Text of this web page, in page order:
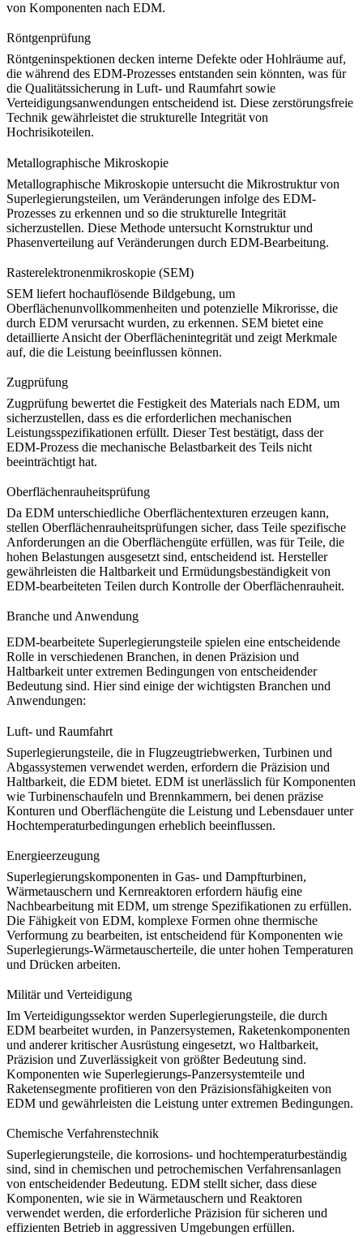
von Komponenten nach EDM.
Röntgenprüfung
Röntgeninspektionen decken interne Defekte oder Hohlräume auf,
die während des EDM-Prozesses entstanden sein könnten, was für
die Qualitätssicherung in Luft- und Raumfahrt sowie
Verteidigungsanwendungen entscheidend ist. Diese zerstörungsfreie
Technik gewährleistet die strukturelle Integrität von
Hochrisikoteilen.
Metallographische Mikroskopie
Metallographische Mikroskopie untersucht die Mikrostruktur von
Superlegierungsteilen, um Veränderungen infolge des EDM-
Prozesses zu erkennen und so die strukturelle Integrität
sicherzustellen. Diese Methode untersucht Kornstruktur und
Phasenverteilung auf Veränderungen durch EDM-Bearbeitung.
Rasterelektronenmikroskopie (SEM)
SEM liefert hochauflösende Bildgebung, um
Oberflächenunvollkommenheiten und potenzielle Mikrorisse, die
durch EDM verursacht wurden, zu erkennen. SEM bietet eine
detaillierte Ansicht der Oberflächenintegrität und zeigt Merkmale
auf, die die Leistung beeinflussen können.
Zugprüfung
Zugprüfung bewertet die Festigkeit des Materials nach EDM, um
sicherzustellen, dass es die erforderlichen mechanischen
Leistungsspezifikationen erfüllt. Dieser Test bestätigt, dass der
EDM-Prozess die mechanische Belastbarkeit des Teils nicht
beeinträchtigt hat.
Oberflächenrauheitsprüfung
Da EDM unterschiedliche Oberflächentexturen erzeugen kann,
stellen Oberflächenrauheitsprüfungen sicher, dass Teile spezifische
Anforderungen an die Oberflächengüte erfüllen, was für Teile, die
hohen Belastungen ausgesetzt sind, entscheidend ist. Hersteller
gewährleisten die Haltbarkeit und Ermüdungsbeständigkeit von
EDM-bearbeiteten Teilen durch Kontrolle der Oberflächenrauheit.
Branche und Anwendung
EDM-bearbeitete Superlegierungsteile spielen eine entscheidende
Rolle in verschiedenen Branchen, in denen Präzision und
Haltbarkeit unter extremen Bedingungen von entscheidender
Bedeutung sind. Hier sind einige der wichtigsten Branchen und
Anwendungen:
Luft- und Raumfahrt
Superlegierungsteile, die in Flugzeugtriebwerken, Turbinen und
Abgassystemen verwendet werden, erfordern die Präzision und
Haltbarkeit, die EDM bietet. EDM ist unerlässlich für Komponenten
wie Turbinenschaufeln und Brennkammern, bei denen präzise
Konturen und Oberflächengüte die Leistung und Lebensdauer unter
Hochtemperaturbedingungen erheblich beeinflussen.
Energieerzeugung
Superlegierungskomponenten in Gas- und Dampfturbinen,
Wärmetauschern und Kernreaktoren erfordern häufig eine
Nachbearbeitung mit EDM, um strenge Spezifikationen zu erfüllen.
Die Fähigkeit von EDM, komplexe Formen ohne thermische
Verformung zu bearbeiten, ist entscheidend für Komponenten wie
Superlegierungs-Wärmetauscherteile, die unter hohen Temperaturen
und Drücken arbeiten.
Militär und Verteidigung
Im Verteidigungssektor werden Superlegierungsteile, die durch
EDM bearbeitet wurden, in Panzersystemen, Raketenkomponenten
und anderer kritischer Ausrüstung eingesetzt, wo Haltbarkeit,
Präzision und Zuverlässigkeit von größter Bedeutung sind.
Komponenten wie Superlegierungs-Panzersystemteile und
Raketensegmente profitieren von den Präzisionsfähigkeiten von
EDM und gewährleisten die Leistung unter extremen Bedingungen.
Chemische Verfahrenstechnik
Superlegierungsteile, die korrosions- und hochtemperaturbeständig
sind, sind in chemischen und petrochemischen Verfahrensanlagen
von entscheidender Bedeutung. EDM stellt sicher, dass diese
Komponenten, wie sie in Wärmetauschern und Reaktoren
verwendet werden, die erforderliche Präzision für sicheren und
effizienten Betrieb in aggressiven Umgebungen erfüllen.